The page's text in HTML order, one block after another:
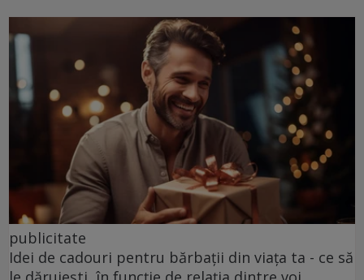
publicitate
Idei de cadouri pentru bărbații din viața ta - ce să